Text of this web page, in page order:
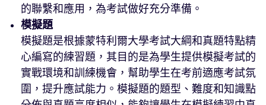
的聯繫和應用，為考試做好充分準備。
模擬題
模擬題是根據蒙特利爾大學考試大綱和真題特點精
心編寫的練習題，其目的是為學生提供模擬考試的
實戰環境和訓練機會，幫助學生在考前適應考試氛
圍，提升應試能力。模擬題的題型、難度和知識點